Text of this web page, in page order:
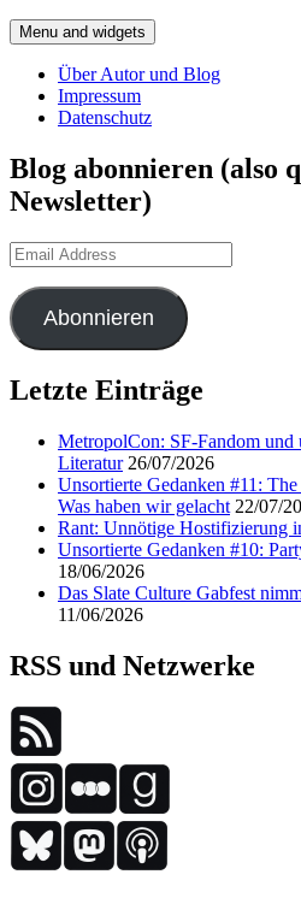
Menu and widgets
Über Autor und Blog
Impressum
Datenschutz
Blog abonnieren (also
Newsletter)
Email
Address
Abonnieren
Letzte Einträge
MetropolCon: SF-Fandom und
Literatur 26/07/2026
Unsortierte Gedanken #11:
Was haben wir gelacht 22/07/
Rant: Unnötige Hostifizierung
Unsortierte Gedanken #10:
18/06/2026
Das Slate Culture Gabfest
11/06/2026
RSS und Netzwerke